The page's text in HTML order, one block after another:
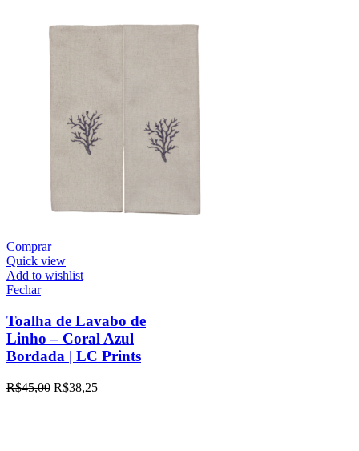
Comprar
Quick view
Add to wishlist
Fechar
Toalha de Lavabo de
Linho – Coral Azul
Bordada | LC Prints
R$45,00 R$38,25